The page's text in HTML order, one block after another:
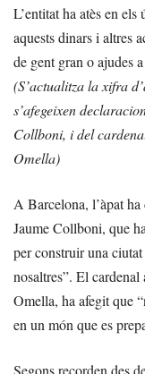
L’entitat ha atès en
aquests dinars i altres
de gent gran o ajudes
(S’actualitza la xifra
s’afegeixen
Collboni, i del
Omella)
A Barcelona, l’àpat
Jaume Collboni, que
per construir una
nosaltres”. El
Omella, ha afegit que
en un món que es
Segons recorden des